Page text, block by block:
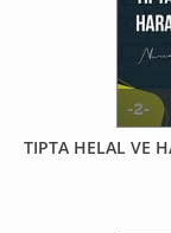
TIPTA HELAL VE